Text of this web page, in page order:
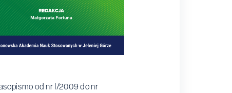
od nr I/2009 do nr